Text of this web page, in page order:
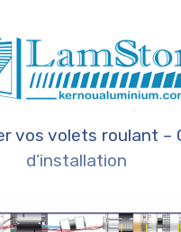
vos volets roulant –
d’installation